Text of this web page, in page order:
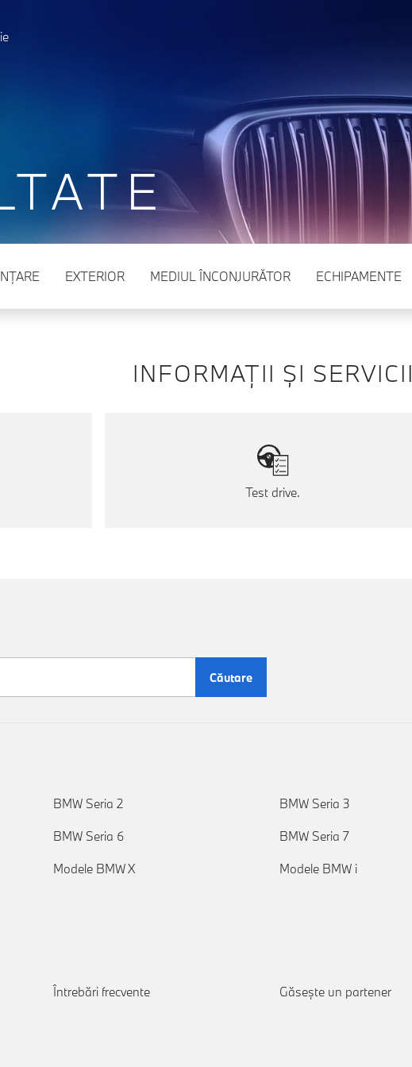
EXTERIOR MEDIUL ÎNCONJURĂTOR ECHIPAMENTE
INFORMAȚII ȘI SERVICII
Test drive.
Căutare
BMW Seria 2 BMW Seria 3
BMW Seria 6 BMW Seria 7
Modele BMW X Modele BMW i
Întrebări frecvente Găseşte un partener